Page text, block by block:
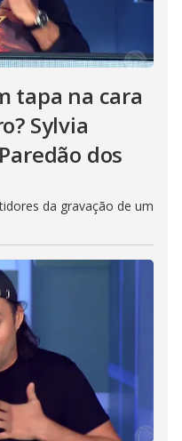
tapa na cara
Sylvia
dos
da gravação de um